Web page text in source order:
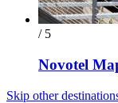
/ 5
Novotel
Skip other